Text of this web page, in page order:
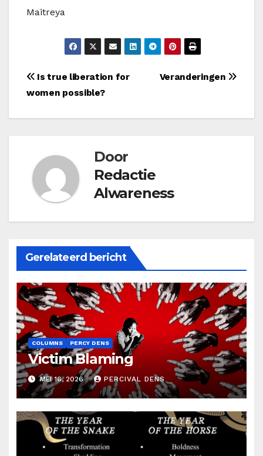
Maitreya
Bericht
navigatie
Veranderingen
Is true liberation for
women possible?
Door
Redactie
Alwareness
Gerelateerd bericht
COLUMNS PERCY DENS
Victim Blaming
MEI 16, 2026 PERCIVAL DENS